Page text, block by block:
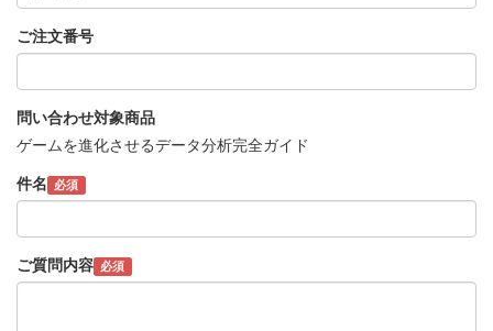
ご注文番号
問い合わせ対象商品
ゲームを進化させるデータ分析完全ガイド
件名 必須
ご質問内容 必須